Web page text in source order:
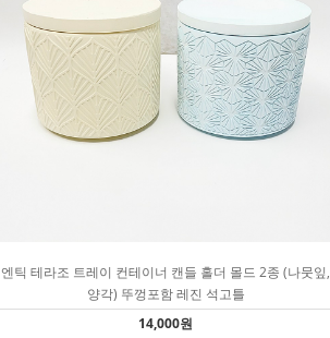
엔틱 테라조 트레이 컨테이너 캔들 홀더 몰드 2종 (나뭇잎,
양각) 뚜껑포함 레진 석고틀
14,000원